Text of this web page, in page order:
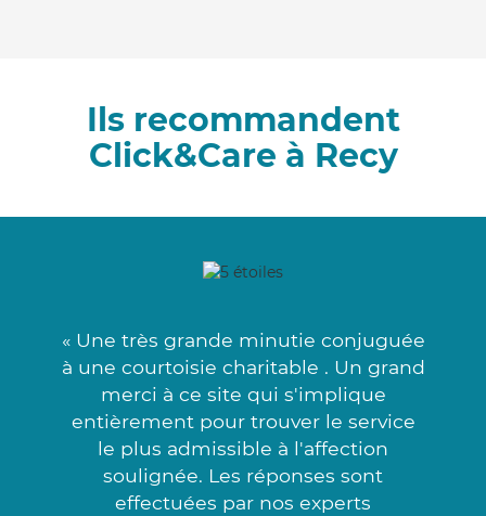
Ils recommandent
Click&Care à Recy
« Une très grande minutie conjuguée
à une courtoisie charitable . Un grand
merci à ce site qui s'implique
entièrement pour trouver le service
le plus admissible à l'affection
soulignée. Les réponses sont
effectuées par nos experts